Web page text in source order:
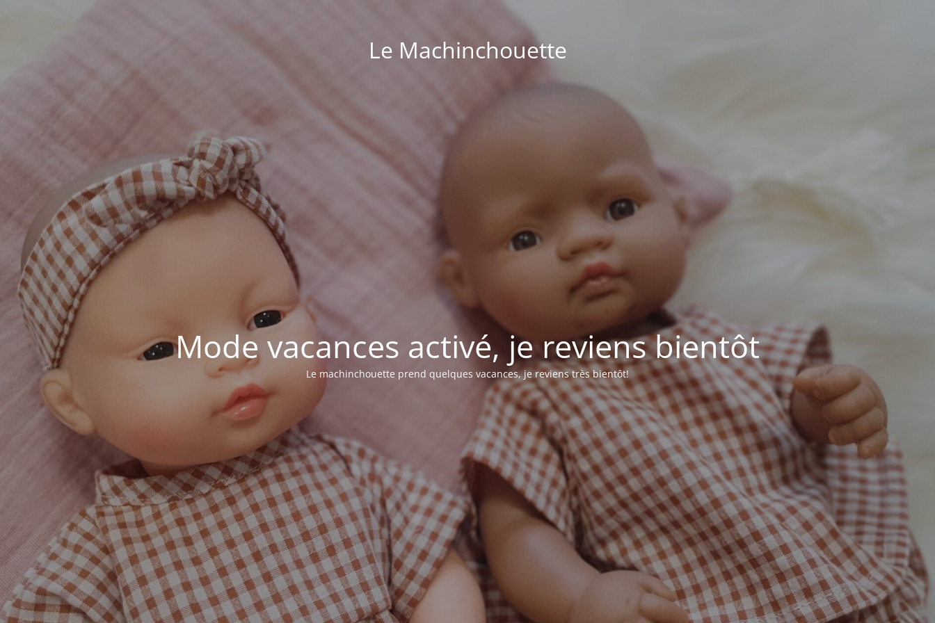
Le Machinchouette
Mode vacances activé, je reviens bientôt
Le machinchouette prend quelques vacances, je reviens très bientôt!